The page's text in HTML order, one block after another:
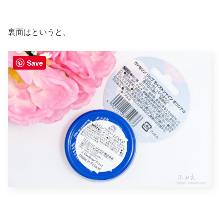
裏面はというと、
Save